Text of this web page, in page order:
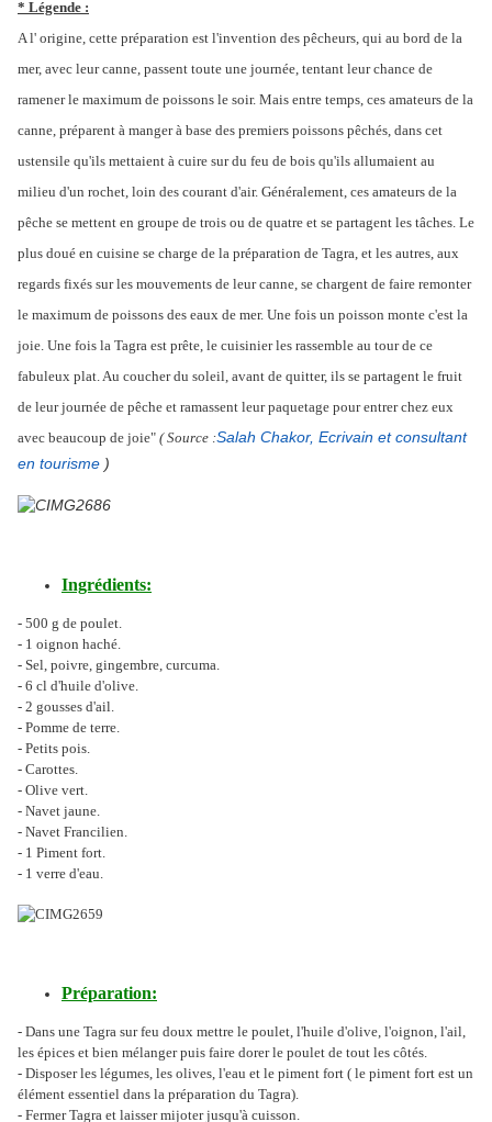
* Légende :
A l' origine, cette préparation est l'invention des pêcheurs, qui au bord de la
mer, avec leur canne, passent toute une journée, tentant leur chance de
ramener le maximum de poissons le soir. Mais entre temps, ces amateurs de la
canne, préparent à manger à base des premiers poissons pêchés, dans cet
ustensile qu'ils mettaient à cuire sur du feu de bois qu'ils allumaient au
milieu d'un rochet, loin des courant d'air. Généralement, ces amateurs de la
pêche se mettent en groupe de trois ou de quatre et se partagent les tâches. Le
plus doué en cuisine se charge de la préparation de Tagra, et les autres, aux
regards fixés sur les mouvements de leur canne, se chargent de faire remonter
le maximum de poissons des eaux de mer. Une fois un poisson monte c'est la
joie. Une fois la Tagra est prête, le cuisinier les rassemble au tour de ce
fabuleux plat. Au coucher du soleil, avant de quitter, ils se partagent le fruit
de leur journée de pêche et ramassent leur paquetage pour entrer chez eux
avec beaucoup de joie" ( Source :Salah Chakor, Ecrivain et consultant
en tourisme )
Ingrédients:
- 500 g de poulet.
- 1 oignon haché.
- Sel, poivre, gingembre, curcuma.
- 6 cl d'huile d'olive.
- 2 gousses d'ail.
- Pomme de terre.
- Petits pois.
- Carottes.
- Olive vert.
- Navet jaune.
- Navet Francilien.
- 1 Piment fort.
- 1 verre d'eau.
Préparation:
- Dans une Tagra sur feu doux mettre le poulet, l'huile d'olive, l'oignon, l'ail,
les épices et bien mélanger puis faire dorer le poulet de tout les côtés.
- Disposer les légumes, les olives, l'eau et le piment fort ( le piment fort est un
élément essentiel dans la préparation du Tagra).
- Fermer Tagra et laisser mijoter jusqu'à cuisson.